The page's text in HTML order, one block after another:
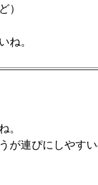
）
ね。
。
が連ぴにしやす